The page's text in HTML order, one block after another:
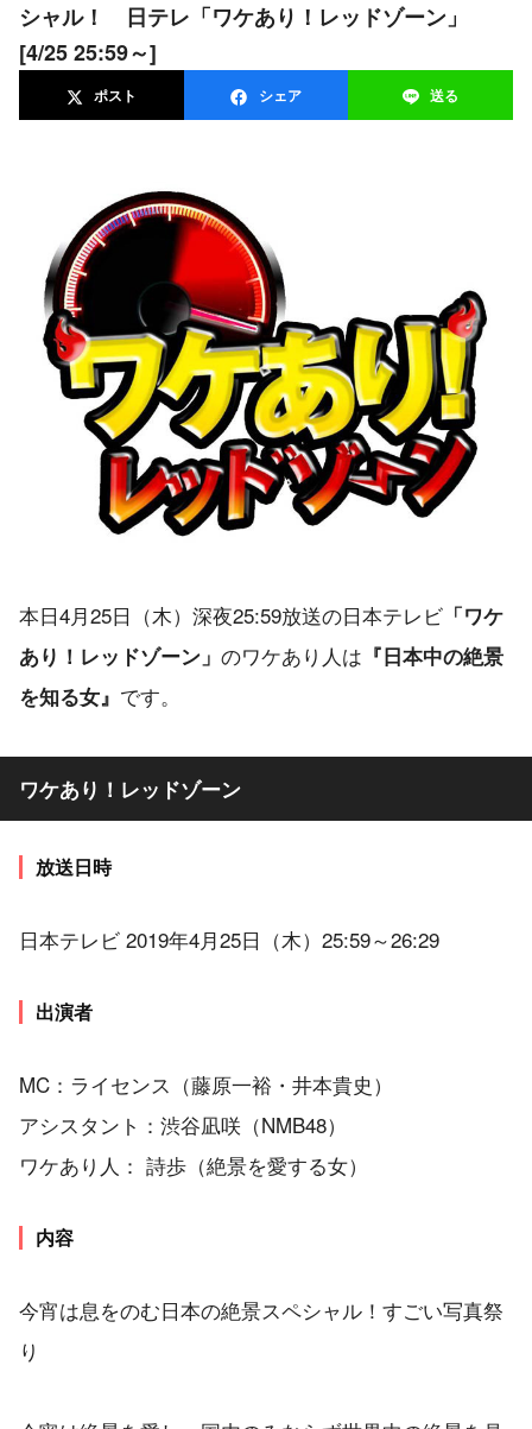
シャル！ 日テレ「ワケあり！レッドゾーン」
[4/25 25:59～]
ポスト シェア 送る
本日4月25日（木）深夜25:59放送の日本テレビ 「ワケ
あり！レッドゾーン」 のワケあり人は 『日本中の絶景
を知る女』 です。
ワケあり！レッドゾーン
放送日時
日本テレビ 2019年4月25日（木）25:59～26:29
出演者
MC：ライセンス（藤原一裕・井本貴史）
アシスタント：渋谷凪咲（NMB48）
ワケあり人： 詩歩（絶景を愛する女）
内容
今宵は息をのむ日本の絶景スペシャル！すごい写真祭
り